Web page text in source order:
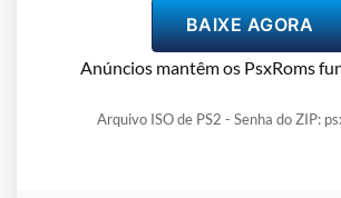
BAIXE AGORA
Anúncios mantêm os PsxRoms
Arquivo ISO de PS2 - Senha do ZIP: